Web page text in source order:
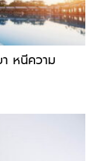
หนีความ